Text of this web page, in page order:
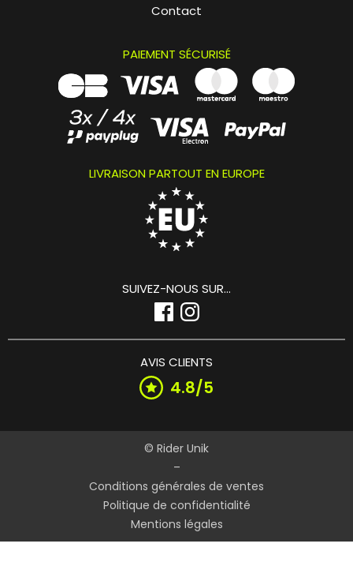
Contact
PAIEMENT SÉCURISÉ
LIVRAISON PARTOUT EN EUROPE
SUIVEZ-NOUS SUR...
AVIS CLIENTS
4.8/5
© Rider Unik
–
Conditions générales de ventes
Politique de confidentialité
Mentions légales